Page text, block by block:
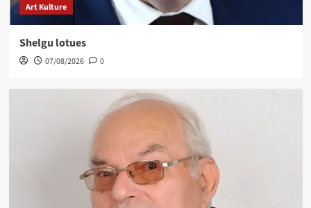
Art Kulture
Shelgu lotues
07/08/2026 0